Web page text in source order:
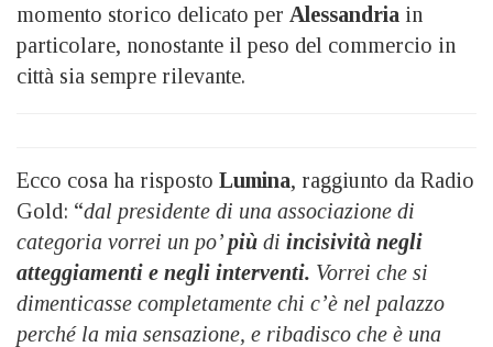
momento storico delicato per Alessandria in
particolare, nonostante il peso del commercio in
città sia sempre rilevante.
Ecco cosa ha risposto Lumina, raggiunto da Radio
Gold: “dal presidente di una associazione di
categoria vorrei un po’più di incisività negli
atteggiamenti e negli interventi. Vorrei che si
dimenticasse completamente chi c’è nel palazzo
perché la mia sensazione, e ribadisco che è una